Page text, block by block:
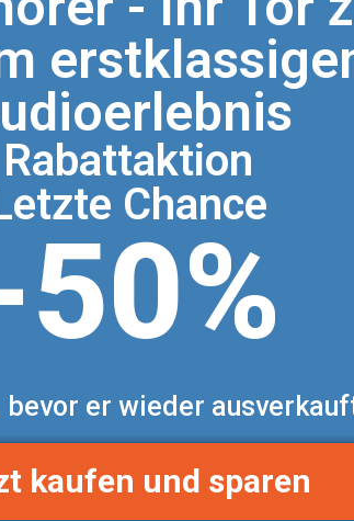
Rabattaktion
Chance
bevor er wieder
kaufen und sparen